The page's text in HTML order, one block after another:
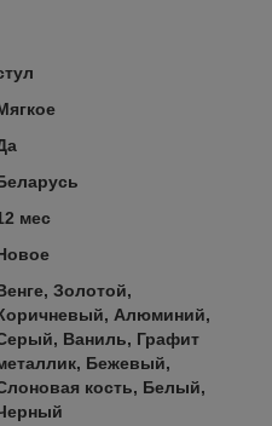
мес
Золотой,
Алюминий,
Ваниль, Графит
Бежевый,
кость, Белый,